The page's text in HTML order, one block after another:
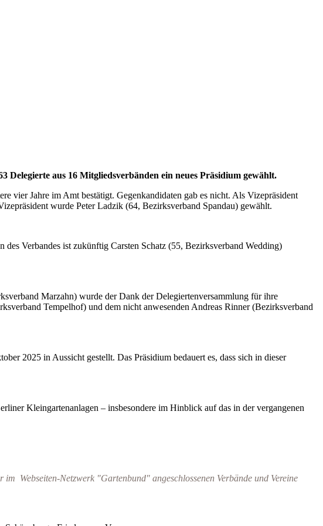
Delegierte aus 16 Mitgliedsverbänden ein neues Präsidium gewählt.
vier Jahre im Amt bestätigt. Gegenkandidaten gab es nicht. Als Vizepräsident
wurde Peter Ladzik (64, Bezirksverband Spandau) gewählt.
Verbandes ist zukünftig Carsten Schatz (55, Bezirksverband Wedding)
Marzahn) wurde der Dank der Delegiertenversammlung für ihre
Tempelhof) und dem nicht anwesenden Andreas Rinner (Bezirksverband
2025 in Aussicht gestellt. Das Präsidium bedauert es, dass sich in dieser
Kleingartenanlagen – insbesondere im Hinblick auf das in der vergangenen
im Webseiten-Netzwerk "Gartenbund" angeschlossenen Verbände und Vereine